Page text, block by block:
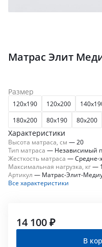
Матрас Элит
Размер
120x190 120x200
180x200
80x190 80x200
Характеристики
Высота матраса, см — 20
Тип матраса — Независимый
Жесткость матраса —Средне-
Максимальная нагрузка, кг—
Артикул — Матрас-Элит-
Все характеристики
14 100 ₽
В